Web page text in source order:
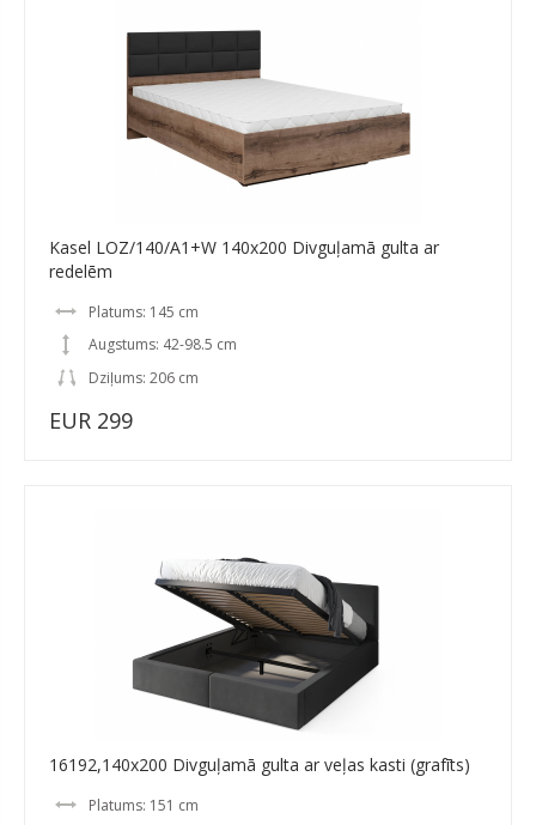
Kasel LOZ/140/A1+W 140x200 Divguļamā gulta ar
redelēm
Platums: 145 cm
Augstums: 42-98.5 cm
Dziļums: 206 cm
EUR 299
16192,140x200 Divguļamā gulta ar veļas kasti (grafīts)
Platums: 151 cm